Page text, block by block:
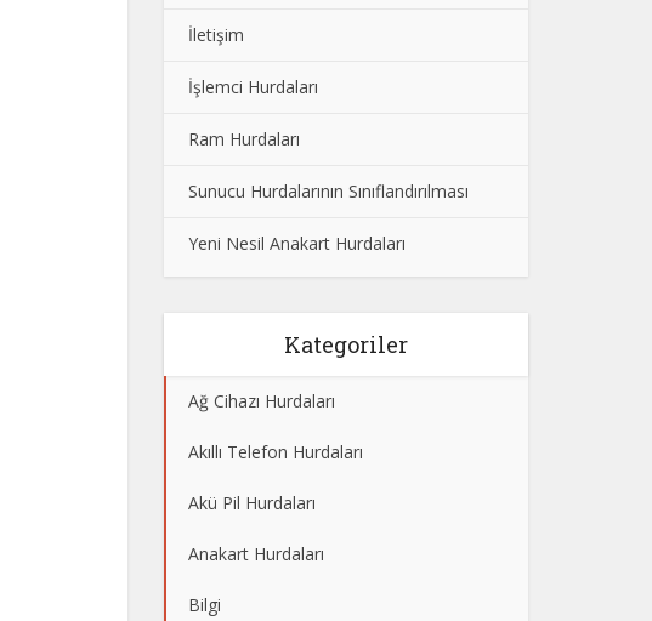
İletişim
İşlemci Hurdaları
Ram Hurdaları
Sunucu Hurdalarının Sınıflandırılması
Yeni Nesil Anakart Hurdaları
Kategoriler
Ağ Cihazı Hurdaları
Akıllı Telefon Hurdaları
Akü Pil Hurdaları
Anakart Hurdaları
Bilgi